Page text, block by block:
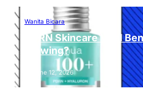
Wanita Bicara
PDRN Skincare Viral
Glowing?
June 12, 2026